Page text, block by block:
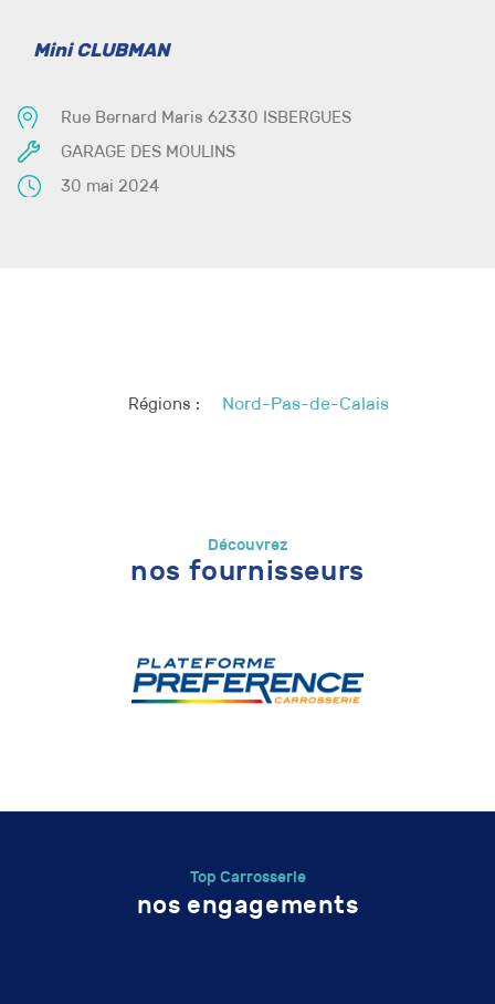
Mini CLUBMAN
Rue Bernard Maris 62330 ISBERGUES
GARAGE DES MOULINS
30 mai 2024
Régions : Nord-Pas-de-Calais
Découvrez
nos fournisseurs
Top Carrosserie
nos engagements